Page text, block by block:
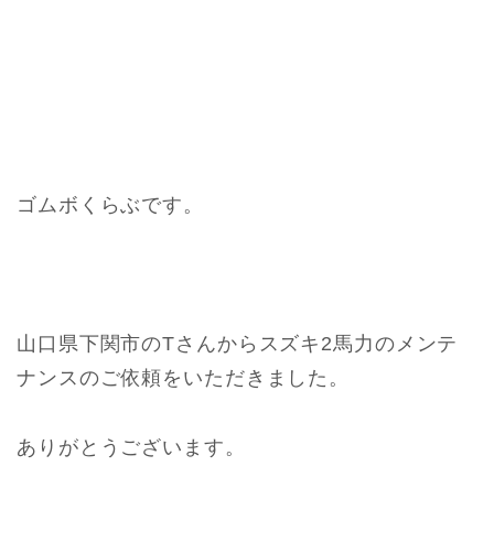
ゴムボくらぶです。
山口県下関市のTさんからスズキ2馬力のメンテ
ナンスのご依頼をいただきました。
ありがとうございます。